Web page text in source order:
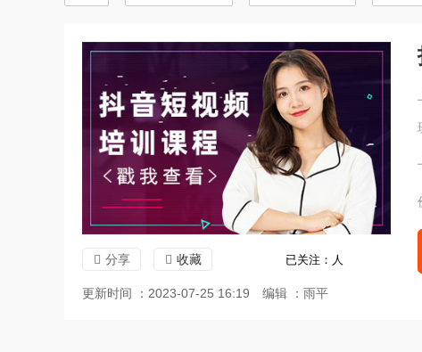
分享 收藏 已关注： 人
更新时间 ：2023-07-25 16:19 编辑 ：雨平